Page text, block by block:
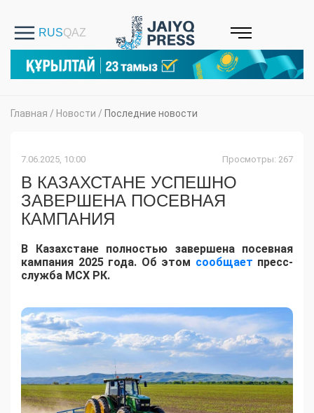
Главная / Новости / Последние новости
7.06.2025, 10:00 Просмотры: 267
В КАЗАХСТАНЕ УСПЕШНО
ЗАВЕРШЕНА ПОСЕВНАЯ
КАМПАНИЯ
В Казахстане полностью завершена посевная
кампания 2025 года. Об этом сообщает пресс-
служба МСХ РК.